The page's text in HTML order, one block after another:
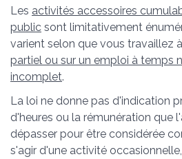
Les activités accessoires
public sont limitativement
varient selon que vous travaillez à
partiel ou sur un emploi à temps
incomplet.
La loi ne donne pas d'indication
d'heures ou la rémunération que
dépasser pour être considérée
s'agir d'une activité